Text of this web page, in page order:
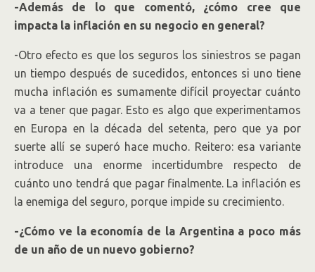
-Además de lo que comentó, ¿cómo cree que
impacta la inflación en su negocio en general?
-Otro efecto es que los seguros los siniestros se pagan
un tiempo después de sucedidos, entonces si uno tiene
mucha inflación es sumamente difícil proyectar cuánto
va a tener que pagar. Esto es algo que experimentamos
en Europa en la década del setenta, pero que ya por
suerte allí se superó hace mucho. Reitero: esa variante
introduce una enorme incertidumbre respecto de
cuánto uno tendrá que pagar finalmente. La inflación es
la enemiga del seguro, porque impide su crecimiento.
-¿Cómo ve la economía de la Argentina a poco más
de un año de un nuevo gobierno?